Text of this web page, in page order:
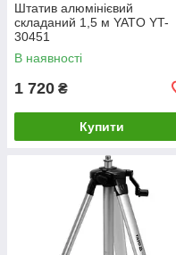
Штатив алюмінієвий
складаний 1,5 м YATO YT-
30451
В наявності
1 720 ₴
Купити